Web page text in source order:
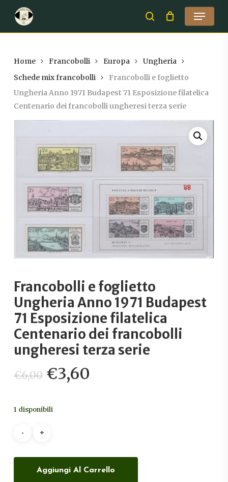
main
search
Menu
Home Francobolli Europa
Ungheria
Schede mix francobolli
Francobolli e foglietto
Ungheria Anno 1971 Budapest 71 Esposizione filatelica
Centenario dei francobolli ungheresi terza serie
Francobolli e foglietto
Ungheria Anno 1971 Budapest
71 Esposizione filatelica
Centenario dei francobolli
ungheresi terza serie
€6,00 Il
prezzo
originale
€3,60
1 disponibili
Aggiungi Al Carrello
Close